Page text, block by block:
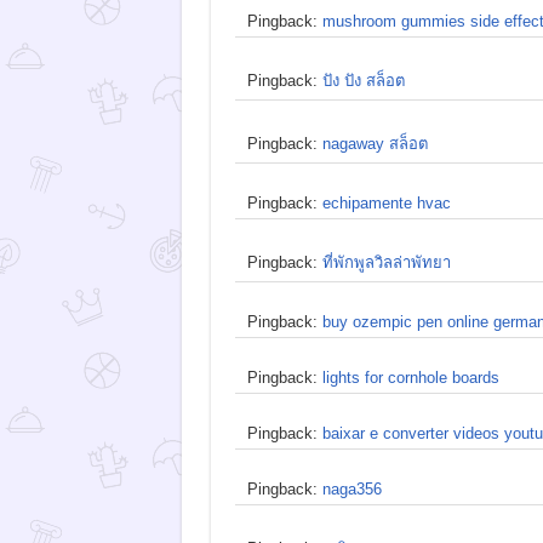
Pingback: mushroom gummies side
Pingback: ปัง ปัง สล็อต
Pingback: nagaway สล็อต
Pingback: echipamente hvac
Pingback: ที่พักพูลวิลล่าพัทยา
Pingback: buy ozempic pen online
Pingback: lights for cornhole boards
Pingback: baixar e converter videos
Pingback: naga356